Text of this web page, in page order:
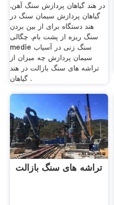
در هند گیاهان پردازش سنگ آهن.
گیاهان پردازش سیمان سنگ در
هند دستگاه برای از بین بردن
سنگ ریزه از پشت بام. چگالی
medie سنگ زنی در آسیاب
سیمان پردازش چه میزان از
تراشه های سنگ بازالت در هند
گیاهان .
تراشه های سنگ بازالت